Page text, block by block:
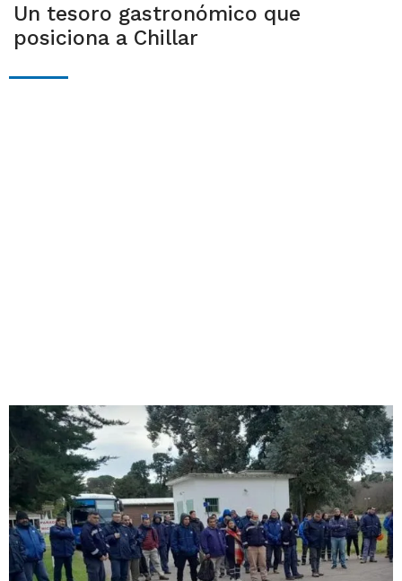
Un tesoro gastronómico que
posiciona a Chillar